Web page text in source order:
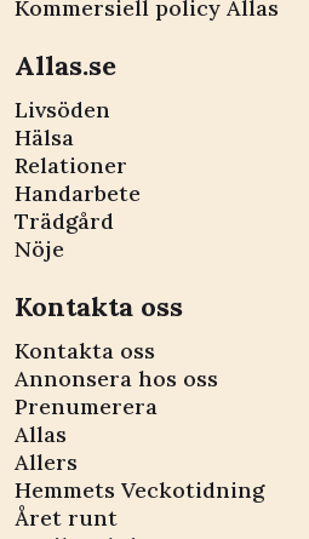
Kommersiell policy Allas
Allas.se
Livsöden
Hälsa
Relationer
Handarbete
Trädgård
Nöje
Kontakta oss
Kontakta oss
Annonsera hos oss
Prenumerera
Allas
Allers
Hemmets Veckotidning
Året runt